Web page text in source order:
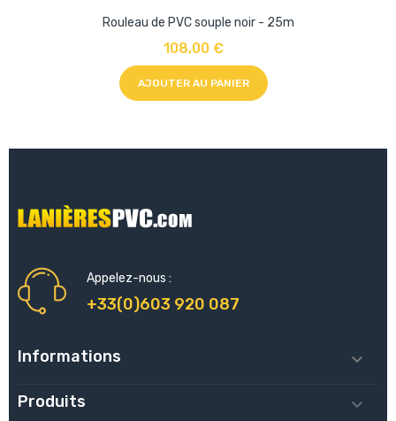
Rouleau de PVC souple noir - 25m
108,00 €
AJOUTER AU PANIER
Appelez-nous :
+33(0)603 920 087
Informations 
Produits 